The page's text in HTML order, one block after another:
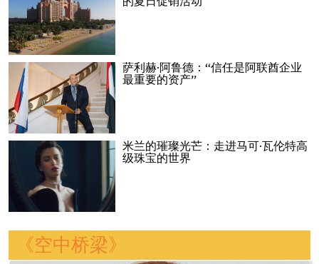
萨利赫·阿鲁德：“信任是阿联酋企业
最重要的资产”
米兰的璀璨光芒：走进马可·瓦伦特高
级珠宝的世界
《空中桥梁》